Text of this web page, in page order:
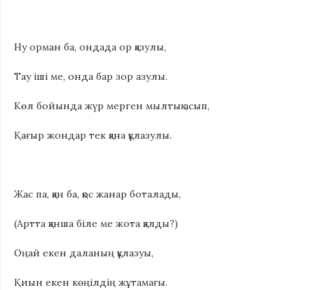
Ну орман ба, ондада ор қазулы,
Тау іші ме, онда бар зор азулы.
Көл бойында жүр мерген мылтық асып,
Қағыр жондар тек қана құлазулы.
Жас па, қан ба, қос жанар боталады,
(Артта қанша біле ме жота қалды?)
Оңай екен даланың құлазуы,
Қиын екен көңілдің жұтамағы.